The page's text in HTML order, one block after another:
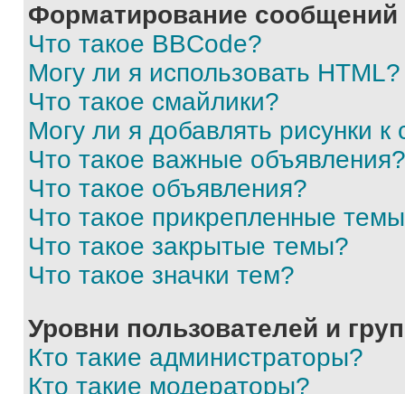
Форматирование
Что такое BBCode?
Могу ли я использовать HTML?
Что такое смайлики?
Могу ли я добавлять рисунки
Что такое важные объявления?
Что такое объявления?
Что такое прикрепленные
Что такое закрытые темы?
Что такое значки тем?
Уровни пользователей и
Кто такие администраторы?
Кто такие модераторы?